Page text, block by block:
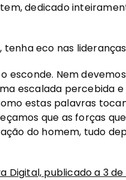
dedicado
eco nas
esconde. Nem
escalada percebida
estas palavras
que as forças
do homem, tudo
Digital, publicado a 3